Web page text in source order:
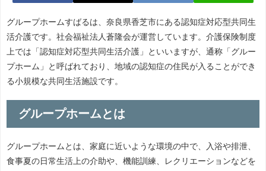
グループホームすばるは、奈良県香芝市にある認知症対応型共同生
活介護です。社会福祉法人蒼隆会が運営しています。介護保険制度
上では「認知症対応型共同生活介護」といいますが、通称「グルー
プホーム」と呼ばれており、地域の認知症の住民が入ることができ
る小規模な共同生活施設です。
グループホームとは
グループホームとは、家庭に近いような環境の中で、入浴や排泄、
食事夏の日常生活上の介助や、機能訓練、レクリエーションなどを